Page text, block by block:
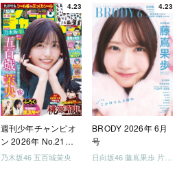
めましょう」「ご褒
美でロケしましょ
う」「フレンドリー
になりましょう」
「笑って卒業を祝い
ましょう」 [Blu-ray]
4.23
週刊少年チャンピオ
ン 2026年 No.21・
22 合併号
乃木坂46 五百城茉央
4.23
BRODY 2026年 6月
号